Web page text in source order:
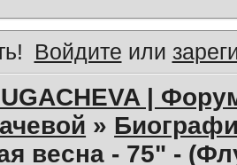
Войдите или
|
»
весна - 75" -